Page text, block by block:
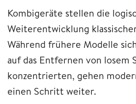
Kombigeräte stellen die
Weiterentwicklung
Während frühere Modelle
auf das Entfernen von losem
konzentrierten, gehen
einen Schritt weiter.